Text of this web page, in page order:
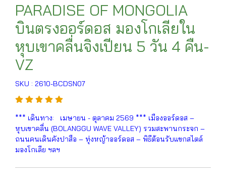
PARADISE OF MONGOLIA
บินตรงออร์ดอส มองโกเลียใน
หุบเขาคลื่นจิงเปียน 5 วัน 4 คืน-
VZ
SKU : 2610-BCDSN07
*** เดินทาง: เมษายน - ตุลาคม 2569 *** เมืองออร์ดอส –
หุบเขาคลื่น (BOLANGGU WAVE VALLEY) รวมสะพานกระจก –
ถนนคนเดินคังปาสือ – ทุ่งหญ้าออร์ดอส – พิธีต้อนรับแขกสไตล์
มองโกเลีย ฯลฯ